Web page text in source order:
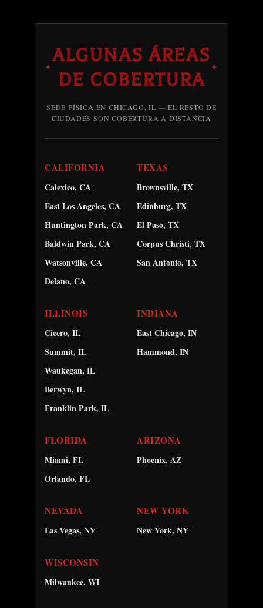
✦
ALGUNAS ÁREAS
DE COBERTURA
✦
SEDE FÍSICA EN CHICAGO, IL — EL RESTO DE
CIUDADES SON COBERTURA A DISTANCIA
CALIFORNIA
Calexico, CA
East Los Angeles, CA
Huntington Park, CA
Baldwin Park, CA
Watsonville, CA
Delano, CA
TEXAS
Brownsville, TX
Edinburg, TX
El Paso, TX
Corpus Christi, TX
San Antonio, TX
ILLINOIS
Cicero, IL
Summit, IL
Waukegan, IL
Berwyn, IL
Franklin Park, IL
INDIANA
East Chicago, IN
Hammond, IN
FLORIDA
Miami, FL
Orlando, FL
ARIZONA
Phoenix, AZ
NEVADA
Las Vegas, NV
NEW YORK
New York, NY
WISCONSIN
Milwaukee, WI